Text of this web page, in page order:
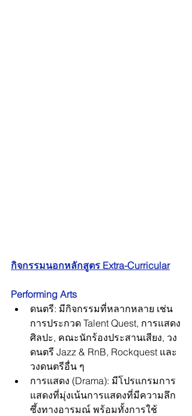
กิจกรรมนอกหลักสูตร Extra-Curricular
Performing Arts
ดนตรี: มีกิจกรรมที่หลากหลาย เช่น
การประกวด Talent Quest, การแสดง
ศิลปะ, คณะนักร้องประสานเสียง, วง
ดนตรี Jazz & RnB, Rockquest และ
วงดนตรีอื่น ๆ
การแสดง (Drama): มีโปรแกรมการ
แสดงที่มุ่งเน้นการแสดงที่มีความลึก
ซึ้งทางอารมณ์ พร้อมทั้งการใช้